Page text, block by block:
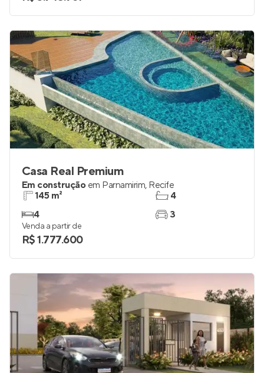
Casa Real Premium
Em construção em Parnamirim, Recife
145 m²
4
4
3
Venda a partir de
R$ 1.777.600